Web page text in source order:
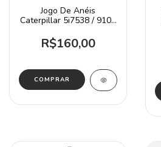
Jogo De Anéis
Caterpillar 5i7538 / 910g
R$160,00